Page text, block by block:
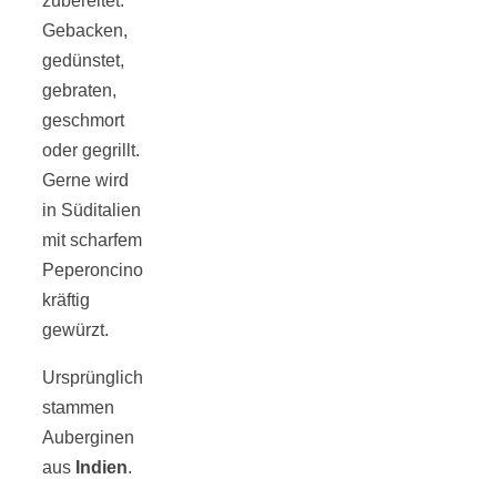
Gebacken,
gedünstet,
gebraten,
geschmort
oder gegrillt.
Gerne wird
in Süditalien
mit scharfem
Peperoncino
kräftig
gewürzt.
Ursprünglich
stammen
Auberginen
aus Indien.